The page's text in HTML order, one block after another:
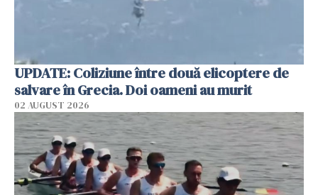
UPDATE: Coliziune între două elicoptere de
salvare în Grecia. Doi oameni au murit
02 AUGUST 2026